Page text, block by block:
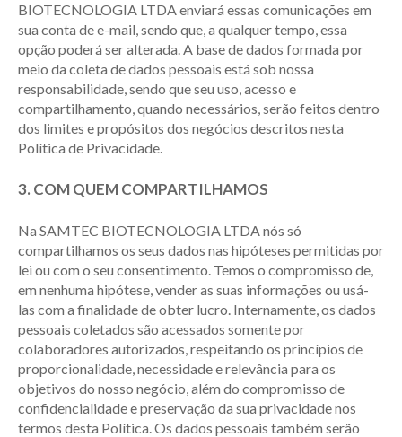
BIOTECNOLOGIA LTDA enviará essas comunicações em
sua conta de e-mail, sendo que, a qualquer tempo, essa
opção poderá ser alterada. A base de dados formada por
meio da coleta de dados pessoais está sob nossa
responsabilidade, sendo que seu uso, acesso e
compartilhamento, quando necessários, serão feitos dentro
dos limites e propósitos dos negócios descritos nesta
Política de Privacidade.
3. COM QUEM COMPARTILHAMOS
Na SAMTEC BIOTECNOLOGIA LTDA nós só
compartilhamos os seus dados nas hipóteses permitidas por
lei ou com o seu consentimento. Temos o compromisso de,
em nenhuma hipótese, vender as suas informações ou usá-
las com a finalidade de obter lucro. Internamente, os dados
pessoais coletados são acessados somente por
colaboradores autorizados, respeitando os princípios de
proporcionalidade, necessidade e relevância para os
objetivos do nosso negócio, além do compromisso de
confidencialidade e preservação da sua privacidade nos
termos desta Política. Os dados pessoais também serão